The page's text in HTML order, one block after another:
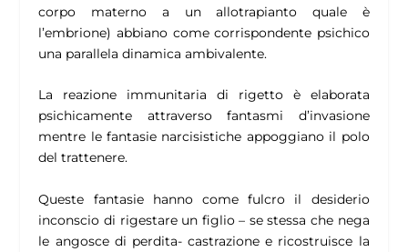
corpo materno a un allotrapianto quale è
l’embrione) abbiano come corrispondente psichico
una parallela dinamica ambivalente.
La reazione immunitaria di rigetto è elaborata
psichicamente attraverso fantasmi d’invasione
mentre le fantasie narcisistiche appoggiano il polo
del trattenere.
Queste fantasie hanno come fulcro il desiderio
inconscio di rigestare un figlio – se stessa che nega
le angosce di perdita- castrazione e ricostruisce la